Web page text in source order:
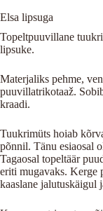
Elsa lipsuga
Topeltpuuvillane
lipsuke.
Materjaliks pehme,
puuvillatrikotaaž.
kraadi.
Tuukrimüts hoiab
põnnil. Tänu esiaosal
Tagaosal topeltäär
eriti mugavaks. Kerge
kaaslane jalutuskäigul